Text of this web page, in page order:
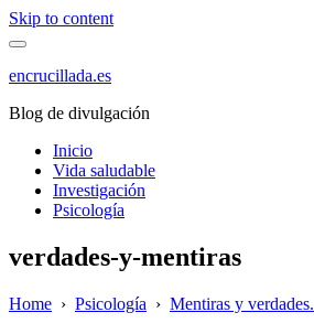
Skip to content
encrucillada.es
Blog de divulgación
Inicio
Vida saludable
Investigación
Psicología
verdades-y-mentiras
Home › Psicología › Mentiras y verdades.